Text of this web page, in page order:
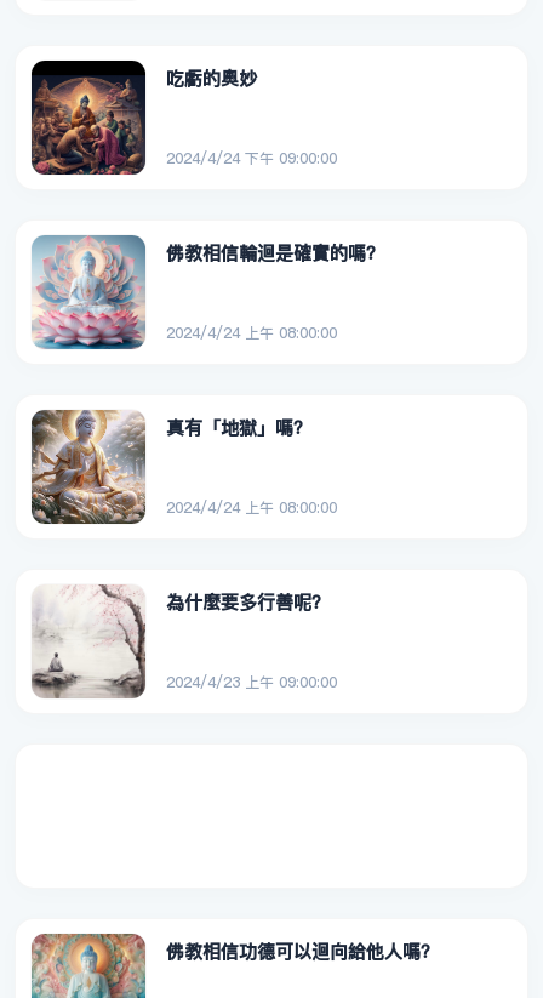
吃虧的奧妙
2024/4/24 下午 09:00:00
佛教相信輪迴是確實的嗎？
2024/4/24 上午 08:00:00
真有「地獄」嗎？
2024/4/24 上午 08:00:00
為什麼要多行善呢？
2024/4/23 上午 09:00:00
佛教相信功德可以迴向給他人嗎？